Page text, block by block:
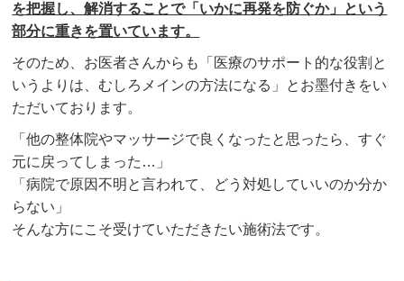
を把握し、解消することで「いかに再発を防ぐか」という
部分に重きを置いています。
そのため、お医者さんからも「医療のサポート的な役割と
いうよりは、むしろメインの方法になる」とお墨付きをい
ただいております。
「他の整体院やマッサージで良くなったと思ったら、すぐ
元に戻ってしまった…」
「病院で原因不明と言われて、どう対処していいのか分か
らない」
そんな方にこそ受けていただきたい施術法です。